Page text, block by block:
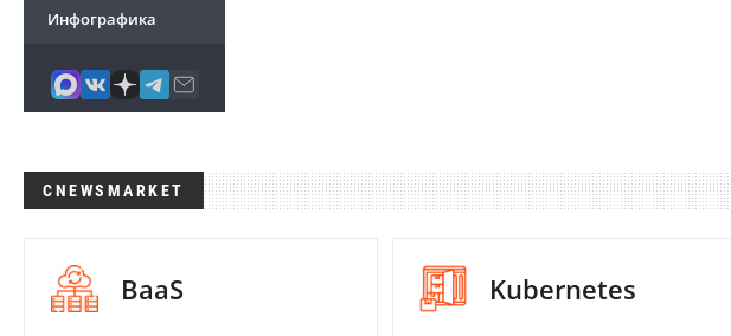
Инфографика
CNEWSMARKET
BaaS Kubernetes